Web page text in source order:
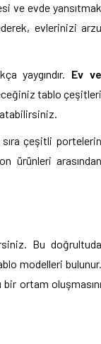
ve evde yansıtmak
evlerinizi arzu
yaygındır. Ev ve
tablo çeşitleri
çeşitli portelerin
ürünleri arasından
Bu doğrultuda
modelleri bulunur.
ortam oluşmasını